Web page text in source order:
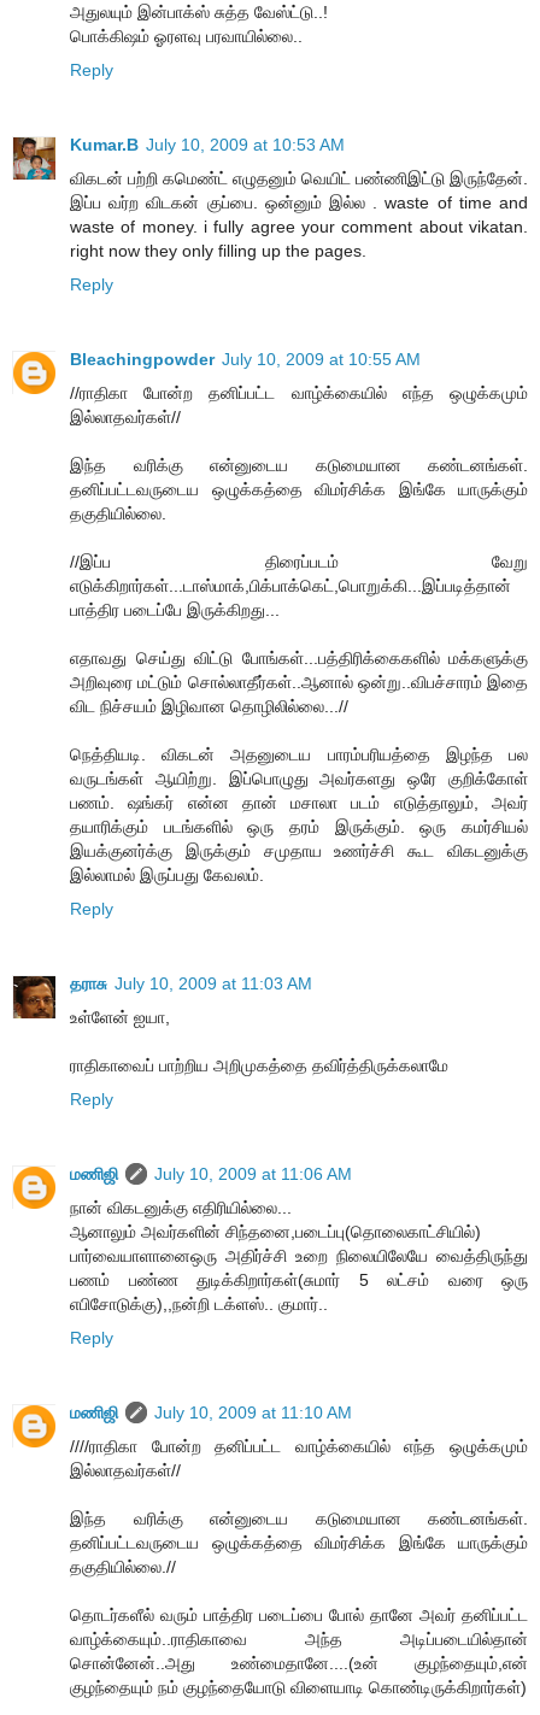
அதுலயும் இன்பாக்ஸ் சுத்த வேஸ்ட்டு..!
பொக்கிஷம் ஓரளவு பரவாயில்லை..
Reply
Kumar.B July 10, 2009 at 10:53 AM
விகடன் பற்றி கமெண்ட் எழுதனும் வெயிட் பண்ணிஇட்டு இருந்தேன்.
இப்ப வர்ற விடகன் குப்பை. ஒன்னும் இல்ல . waste of time and
waste of money. i fully agree your comment about vikatan.
right now they only filling up the pages.
Reply
Bleachingpowder July 10, 2009 at 10:55 AM
//ராதிகா போன்ற தனிப்பட்ட வாழ்க்கையில் எந்த ஒழுக்கமும்
இல்லாதவர்கள்//
இந்த வரிக்கு என்னுடைய கடுமையான கண்டனங்கள்.
தனிப்பட்டவருடைய ஒழுக்கத்தை விமர்சிக்க இங்கே யாருக்கும்
தகுதியில்லை.
//இப்ப திரைப்படம் வேறு
எடுக்கிறார்கள்...டாஸ்மாக்,பிக்பாக்கெட்,பொறுக்கி...இப்படித்தான்
பாத்திர படைப்பே இருக்கிறது...
எதாவது செய்து விட்டு போங்கள்...பத்திரிக்கைகளில் மக்களுக்கு
அறிவுரை மட்டும் சொல்லாதீர்கள்..ஆனால் ஒன்று..விபச்சாரம் இதை
விட நிச்சயம் இழிவான தொழிலில்லை...//
நெத்தியடி. விகடன் அதனுடைய பாரம்பரியத்தை இழந்த பல
வருடங்கள் ஆயிற்று. இப்பொழுது அவர்களது ஒரே குறிக்கோள்
பணம். ஷங்கர் என்ன தான் மசாலா படம் எடுத்தாலும், அவர்
தயாரிக்கும் படங்களில் ஒரு தரம் இருக்கும். ஒரு கமர்சியல்
இயக்குனர்க்கு இருக்கும் சமுதாய உணர்ச்சி கூட விகடனுக்கு
இல்லாமல் இருப்பது கேவலம்.
Reply
தராசு July 10, 2009 at 11:03 AM
உள்ளேன் ஐயா,
ராதிகாவைப் பாற்றிய அறிமுகத்தை தவிர்த்திருக்கலாமே
Reply
மணிஜி
July 10, 2009 at 11:06 AM
நான் விகடனுக்கு எதிரியில்லை...
ஆனாலும் அவர்களின் சிந்தனை,படைப்பு(தொலைகாட்சியில்)
பார்வையாளானைஒரு அதிர்ச்சி உறை நிலையிலேயே வைத்திருந்து
பணம் பண்ண துடிக்கிறார்கள்(சுமார் 5 லட்சம் வரை ஒரு
எபிசோடுக்கு),,நன்றி டக்ளஸ்.. குமார்..
Reply
மணிஜி
July 10, 2009 at 11:10 AM
////ராதிகா போன்ற தனிப்பட்ட வாழ்க்கையில் எந்த ஒழுக்கமும்
இல்லாதவர்கள்//
இந்த வரிக்கு என்னுடைய கடுமையான கண்டனங்கள்.
தனிப்பட்டவருடைய ஒழுக்கத்தை விமர்சிக்க இங்கே யாருக்கும்
தகுதியில்லை.//
தொடர்களீல் வரும் பாத்திர படைப்பை போல் தானே அவர் தனிப்பட்ட
வாழ்க்கையும்..ராதிகாவை அந்த அடிப்படையில்தான்
சொன்னேன்..அது உண்மைதானே....(உன் குழந்தையும்,என்
குழந்தையும் நம் குழந்தையோடு விளையாடி கொண்டிருக்கிறார்கள்)